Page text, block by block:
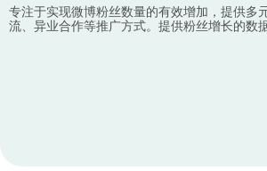
专注于实现微博粉丝数量的有效增加，提供多
流、异业合作等推广方式。提供粉丝增长的数